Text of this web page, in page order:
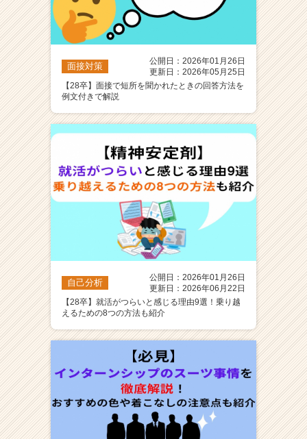
面接対策
公開日：2026年01月26日
更新日：2026年05月25日
【28卒】面接で短所を聞かれたときの回答方法を
例文付きで解説
自己分析
公開日：2026年01月26日
更新日：2026年06月22日
【28卒】就活がつらいと感じる理由9選！乗り越
えるための8つの方法も紹介